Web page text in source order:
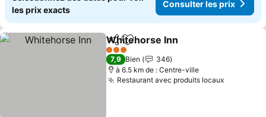
les prix exacts
Consulter les prix
PartagerAjouter à mes favoris
Whitehorse Inn
3 Étoiles
7,9 Bien
346
à 6.5 km de : Centre-ville
Restaurant avec produits locaux